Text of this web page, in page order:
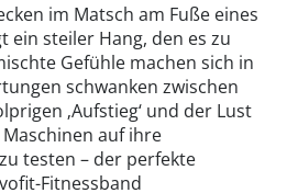
im Matsch am Fuße eines
ein steiler Hang, den es zu
Gefühle machen sich in
schwanken zwischen
‚Aufstieg‘ und der Lust
auf ihre
testen – der perfekte
Fitnessband